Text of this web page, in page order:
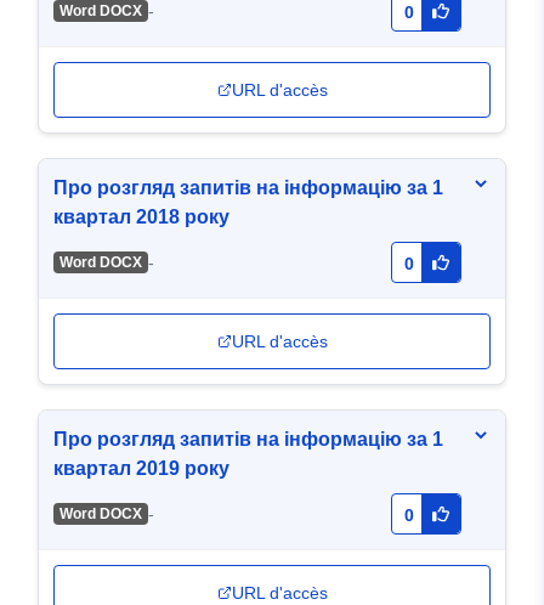
Word DOCX - 0
URL d'accès
Про розгляд запитів на інформацію за 1
квартал 2018 року
Word DOCX - 0
URL d'accès
Про розгляд запитів на інформацію за 1
квартал 2019 року
Word DOCX - 0
URL d'accès